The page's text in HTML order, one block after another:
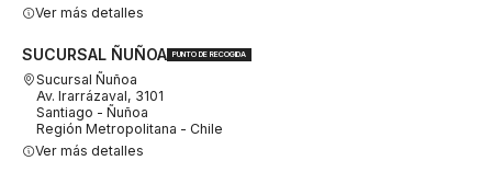
Ver más detalles
SUCURSAL ÑUÑOA PUNTO DE RECOGIDA
Sucursal Ñuñoa
Av. Irarrázaval, 3101
Santiago - Ñuñoa
Región Metropolitana - Chile
Ver más detalles